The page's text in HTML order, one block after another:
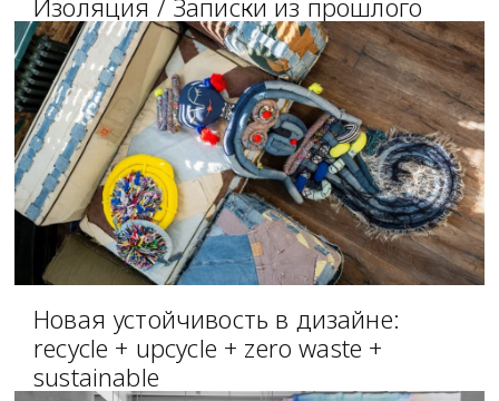
Изоляция / Записки из прошлого
Новая устойчивость в дизайне:
recycle + upcycle + zero waste +
sustainable